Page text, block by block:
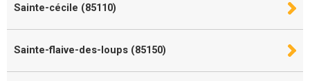
Sainte-cécile (85110)
Sainte-flaive-des-loups (85150)